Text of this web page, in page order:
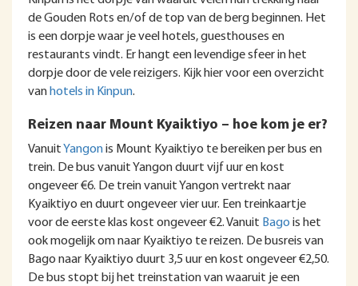
de Gouden Rots en/of de top van de berg beginnen. Het
is een dorpje waar je veel hotels, guesthouses en
restaurants vindt. Er hangt een levendige sfeer in het
dorpje door de vele reizigers. Kijk hier voor een overzicht
vanhotels in Kinpun.
Reizen naar Mount Kyaiktiyo – hoe kom je er?
Vanuit Yangonis Mount Kyaiktiyo te bereiken per bus en
trein. De bus vanuit Yangon duurt vijf uur en kost
ongeveer €6. De trein vanuit Yangon vertrekt naar
Kyaiktiyo en duurt ongeveer vier uur. Een treinkaartje
voor de eerste klas kost ongeveer €2. Vanuit Bago is het
ook mogelijk om naar Kyaiktiyo te reizen. De busreis van
Bago naar Kyaiktiyo duurt 3,5 uur en kost ongeveer €2,50.
De bus stopt bij het treinstation van waaruit je een